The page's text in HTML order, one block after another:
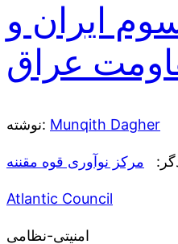
ایران و
عراق
نوشته: Munqith Dagher
مرکز نوآوری قوه مقننه
Atlantic Council
امنیتی-نظامی